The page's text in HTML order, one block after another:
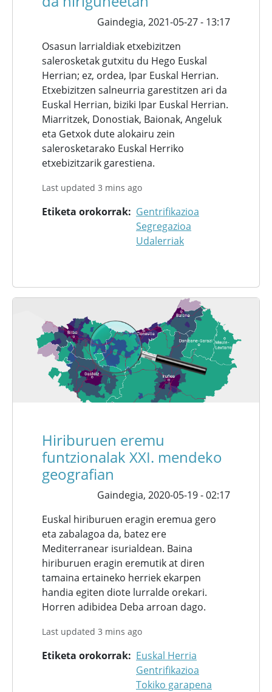
Gaindegia, 2021-05-27 - 13:17
Osasun larrialdiak etxebizitzen
salerosketak gutxitu du Hego Euskal
Herrian; ez, ordea, Ipar Euskal Herrian.
Etxebizitzen salneurria garestitzen ari da
Euskal Herrian, biziki Ipar Euskal Herrian.
Miarritzek, Donostiak, Baionak, Angeluk
eta Getxok dute alokairu zein
salerosketarako Euskal Herriko
etxebizitzarik garestiena.
Last updated 3 mins ago
Etiketa orokorrak
Gentrifikazioa
Segregazioa
Udalerriak
Hiriburuen eremu
funtzionalak XXI. mendeko
geografian
Gaindegia, 2020-05-19 - 02:17
Euskal hiriburuen eragin eremua gero
eta zabalagoa da, batez ere
Mediterranear isurialdean. Baina
hiriburuen eragin eremutik at diren
tamaina ertaineko herriek ekarpen
handia egiten diote lurralde orekari.
Horren adibidea Deba arroan dago.
Last updated 3 mins ago
Etiketa orokorrak
Euskal Herria
Gentrifikazioa
Tokiko garapena